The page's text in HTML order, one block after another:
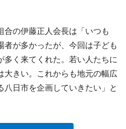
の伊藤正人会長は「いつも
者が多かったが、今回は子ども
多く来てくれた。若い人たちに
大きい。これからも地元の幅広
八日市を企画していきたい」と